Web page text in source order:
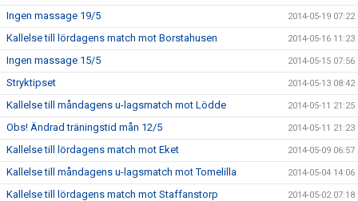
Ingen massage 19/5 2014-05-19 07:22
Kallelse till lördagens match mot Borstahusen 2014-05-16 11:23
Ingen massage 15/5 2014-05-15 07:56
Stryktipset 2014-05-13 08:42
Kallelse till måndagens u-lagsmatch mot Lödde 2014-05-11 21:25
Obs! Ändrad träningstid mån 12/5 2014-05-11 21:23
Kallelse till lördagens match mot Eket 2014-05-09 06:57
Kallelse till måndagens u-lagsmatch mot Tomelilla 2014-05-04 14:06
Kallelse till lördagens match mot Staffanstorp 2014-05-02 07:18